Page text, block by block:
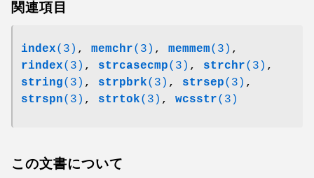
関連項目
index(3) , memchr(3) , memmem(3) ,
rindex(3) , strcasecmp(3) , strchr(3) ,
string(3) , strpbrk(3) , strsep(3) ,
strspn(3) , strtok(3) , wcsstr(3)
この文書について